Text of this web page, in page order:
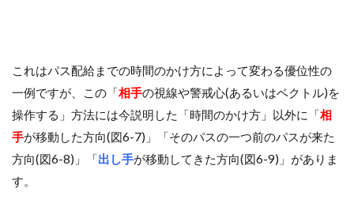
これはパス配給までの時間のかけ方によって変わる優位性の
一例ですが、この「相手の視線や警戒心(あるいはベクトル)を
操作する」方法には今説明した「時間のかけ方」以外に「相
手が移動した方向(図6-7)」「そのパスの一つ前のパスが来た
方向(図6-8)」「出し手が移動してきた方向(図6-9)」がありま
す。